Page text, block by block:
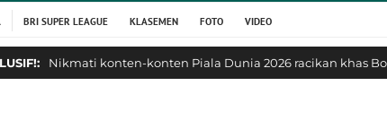
BRI SUPER LEAGUE KLASEMEN FOTO VIDEO
Nikmati konten-konten Piala Dunia 2026 racikan khas